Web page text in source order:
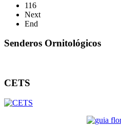
116
Next
End
Senderos Ornitológicos
CETS